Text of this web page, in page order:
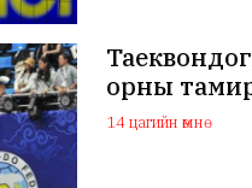
орны
14 цагийн өмнө